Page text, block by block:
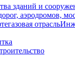
зданий и
аэродромов,
отрасль